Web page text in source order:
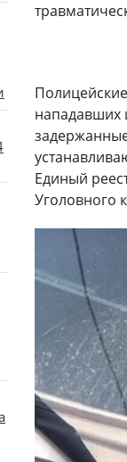
нападавших
Единый
Уголовного